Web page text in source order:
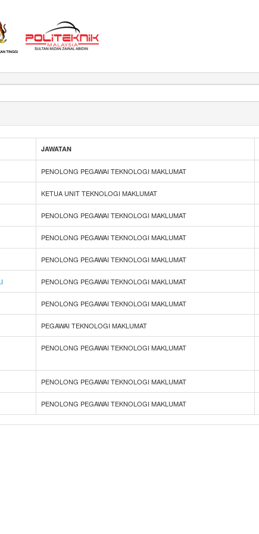
JAWATAN
PENOLONG PEGAWAI TEKNOLOGI MAKLUMAT
KETUA UNIT TEKNOLOGI MAKLUMAT
PENOLONG PEGAWAI TEKNOLOGI MAKLUMAT
PENOLONG PEGAWAI TEKNOLOGI MAKLUMAT
PENOLONG PEGAWAI TEKNOLOGI MAKLUMAT
I PENOLONG PEGAWAI TEKNOLOGI MAKLUMAT
PENOLONG PEGAWAI TEKNOLOGI MAKLUMAT
PEGAWAI TEKNOLOGI MAKLUMAT
PENOLONG PEGAWAI TEKNOLOGI MAKLUMAT
PENOLONG PEGAWAI TEKNOLOGI MAKLUMAT
PENOLONG PEGAWAI TEKNOLOGI MAKLUMAT